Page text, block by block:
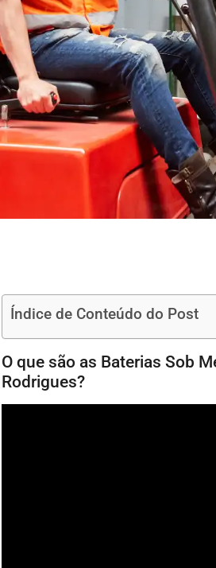
Índice de Conteúdo do Post
O que são as Baterias Sob
Rodrigues?